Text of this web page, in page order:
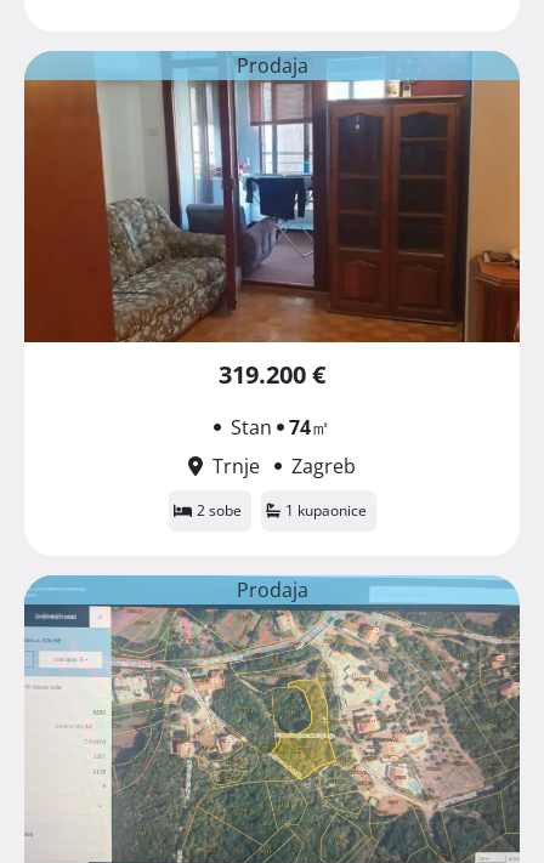
Prodaja
319.200 €
Stan 74㎡
Trnje
Zagreb
2 sobe 1 kupaonice
Prodaja